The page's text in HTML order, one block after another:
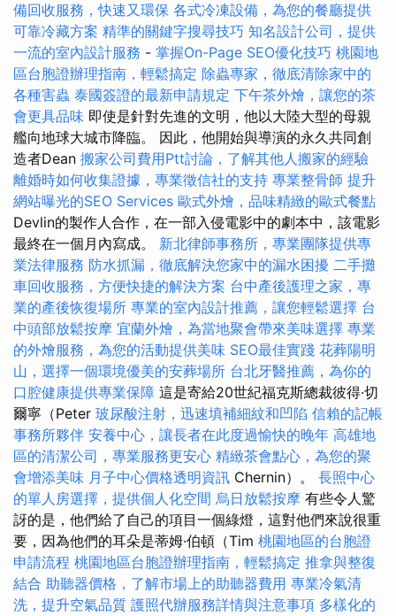
備回收服務，快速又環保 各式冷凍設備，為您的餐廳提供
可靠冷藏方案 精準的關鍵字搜尋技巧 知名設計公司，提供
一流的室內設計服務 - 掌握On-Page SEO優化技巧 桃園地
區台胞證辦理指南，輕鬆搞定 除蟲專家，徹底清除家中的
各種害蟲 泰國簽證的最新申請規定 下午茶外燴，讓您的茶
會更具品味 即使是針對先進的文明，他以大陸大型的母親
艦向地球大城市降臨。 因此，他開始與導演的永久共同創
造者Dean 搬家公司費用Ptt討論，了解其他人搬家的經驗
離婚時如何收集證據，專業徵信社的支持 專業整骨師 提升
網站曝光的SEO Services 歐式外燴，品味精緻的歐式餐點
Devlin的製作人合作，在一部入侵電影中的劇本中，該電影
最終在一個月內寫成。 新北律師事務所，專業團隊提供專
業法律服務 防水抓漏，徹底解決您家中的漏水困擾 二手攤
車回收服務，方便快捷的解決方案 台中產後護理之家，專
業的產後恢復場所 專業的室內設計推薦，讓您輕鬆選擇 台
中頭部放鬆按摩 宜蘭外燴，為當地聚會帶來美味選擇 專業
的外燴服務，為您的活動提供美味 SEO最佳實踐 花葬陽明
山，選擇一個環境優美的安葬場所 台北牙醫推薦，為你的
口腔健康提供專業保障 這是寄給20世紀福克斯總裁彼得·切
爾寧（Peter 玻尿酸注射，迅速填補細紋和凹陷 信賴的記帳
事務所夥伴 安養中心，讓長者在此度過愉快的晚年 高雄地
區的清潔公司，專業服務更安心 精緻茶會點心，為您的聚
會增添美味 月子中心價格透明資訊 Chernin）。 長照中心
的單人房選擇，提供個人化空間 烏日放鬆按摩 有些令人驚
訝的是，他們給了自己的項目一個綠燈，這對他們來說很重
要，因為他們的耳朵是蒂姆·伯頓（Tim 桃園地區的台胞證
申請流程 桃園地區台胞證辦理指南，輕鬆搞定 推拿與整復
結合 助聽器價格，了解市場上的助聽器費用 專業冷氣清
洗，提升空氣品質 護照代辦服務詳情與注意事項 多樣化的